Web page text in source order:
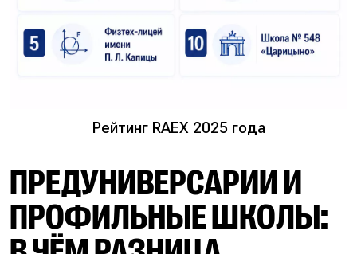
Рейтинг RAEX 2025 года
ПРЕДУНИВЕРСАРИИ И
ПРОФИЛЬНЫЕ ШКОЛЫ: